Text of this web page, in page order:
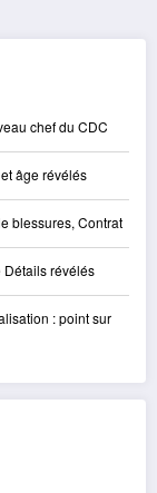
chef du CDC
âge révélés
blessures, Contrat
Détails révélés
: point sur